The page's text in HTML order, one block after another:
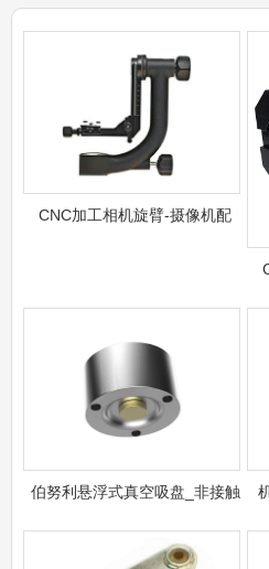
CNC加工相机旋臂-摄像机配
伯努利悬浮式真空吸盘_非接触